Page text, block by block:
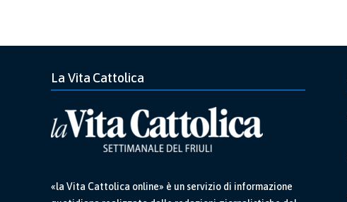
La Vita Cattolica
«la Vita Cattolica online» è un servizio di informazione